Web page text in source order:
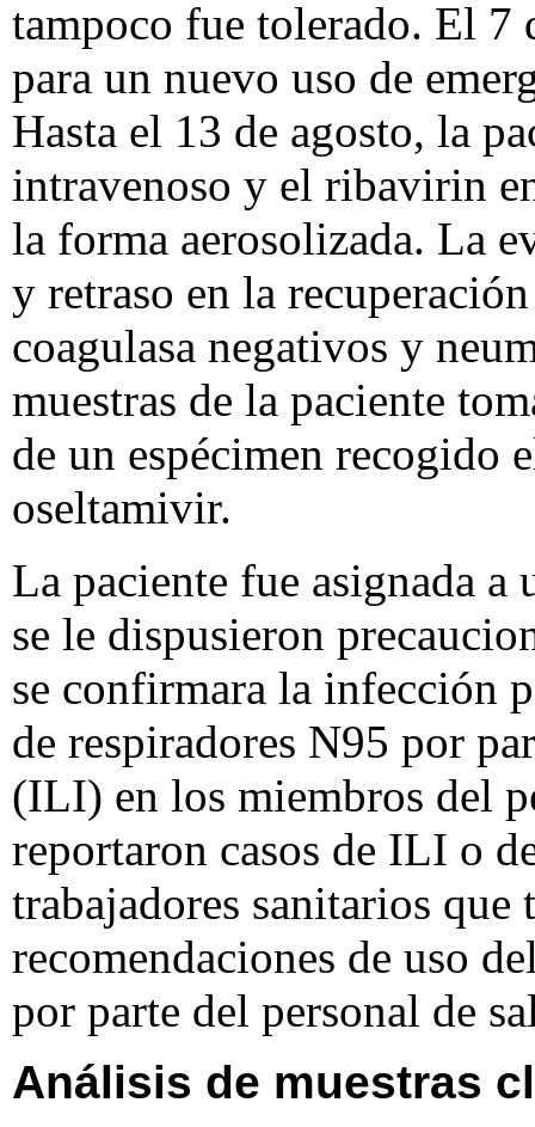
tampoco fue tolerado. El 7
para un nuevo uso de
Hasta el 13 de agosto, la
intravenoso y el ribavirin
la forma aerosolizada. La
y retraso en la
coagulasa negativos y
muestras de la paciente
de un espécimen
oseltamivir.
La paciente fue asignada
se le dispusieron
se confirmara la infección
de respiradores N95 por
(ILI) en los miembros del
reportaron casos de ILI o
trabajadores sanitarios
recomendaciones de uso
por parte del personal de
Análisis de muestras